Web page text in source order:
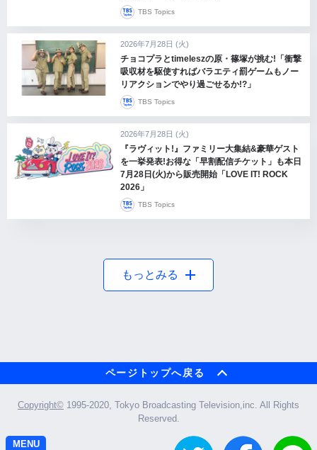
TBS Topics
2026年7月28日 (火)
チョコプラとtimeleszの原・篠塚が挑む!「衝撃
吸収材を駆使すればバラエティ罰ゲームもノー
リアクションでやり過ごせるか!?」
TBS Topics
2026年7月28日 (火)
『ラヴィット!』ファミリー大集結&豪華ゲスト
を一挙発表!お得な「早割配信チケット」も本日
7月28日(火)から販売開始「LOVE IT! ROCK
2026」
TBS Topics
もっとみる
ページトップへ戻る
Copyright©︎ 1995-2020, Tokyo Broadcasting Television,inc. All Rights
Reserved.
MENU